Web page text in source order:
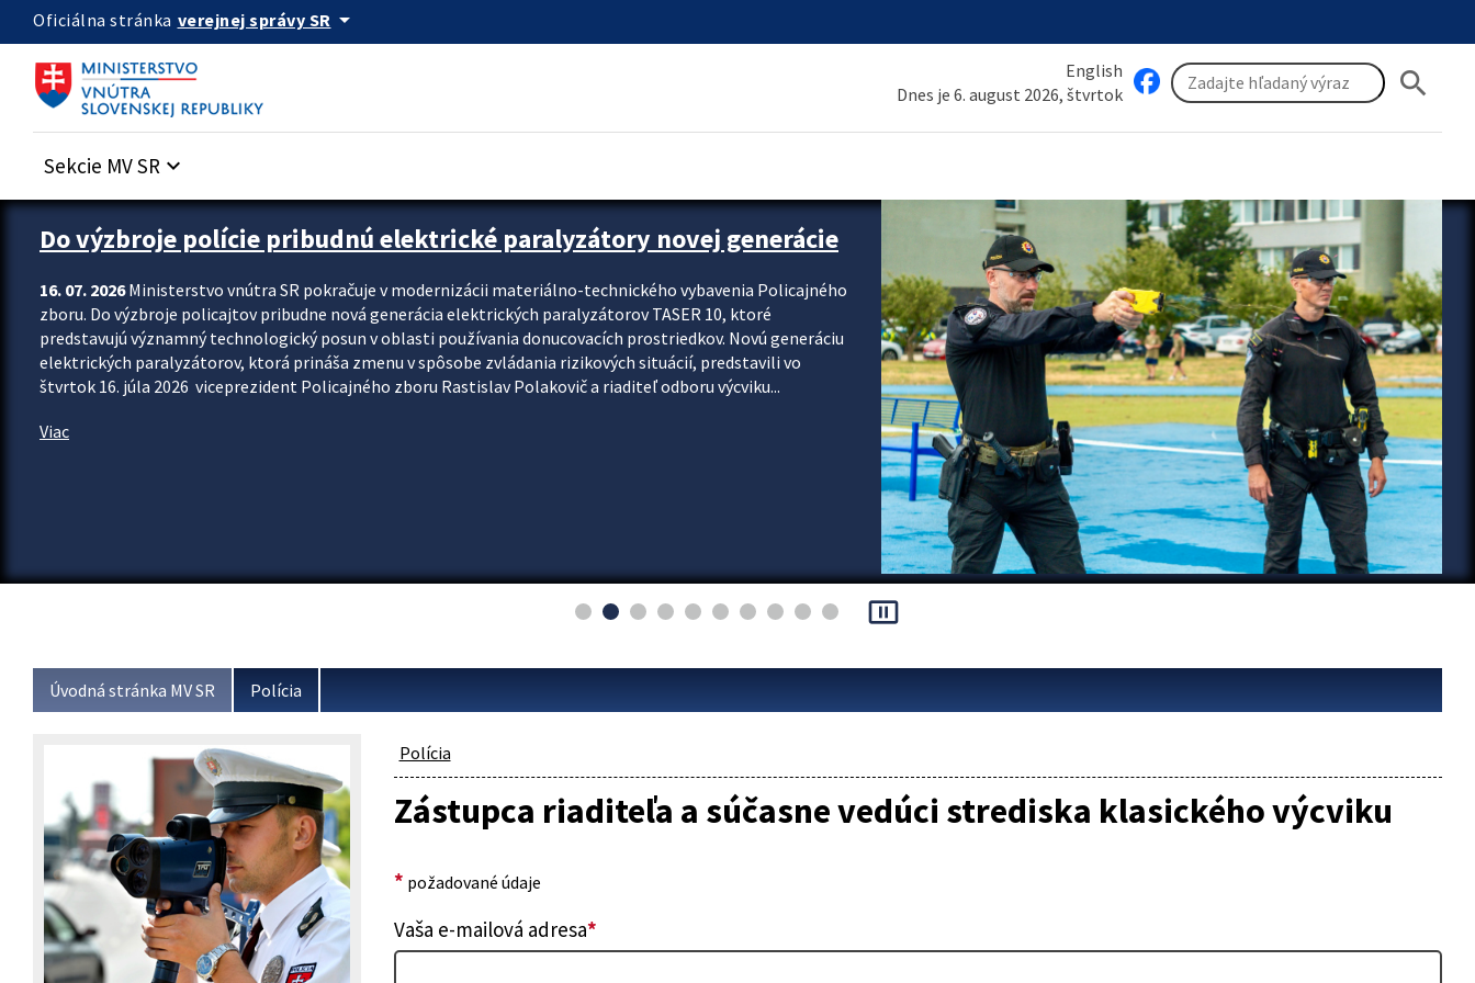
Preskocit na hlavný obsah
Oficiálna stránka verejnej správy SR arrow_drop_down
English
Dnes je 6. august 2026, štvrtok
search
Sekcie MV SR keyboard_arrow_down
Zastavit automatický posun upútavok
Do výzbroje polície pribudnú elektrické paralyzátory novej generácie
16. 07. 2026Ministerstvo vnútra SR pokračuje v modernizácii materiálno-technického vybavenia Policajného
zboru. Do výzbroje policajtov pribudne nová generácia elektrických paralyzátorov TASER 10, ktoré
predstavujú významný technologický posun v oblasti používania donucovacích prostriedkov. Novú generáciu
elektrických paralyzátorov, ktorá prináša zmenu v spôsobe zvládania rizikových situácií, predstavili vo
štvrtok 16. júla 2026 viceprezident Policajného zboru Rastislav Polakovič a riaditeľ odboru výcviku...
Viac
pause_presentation
Úvodná stránka MV SR Polícia
Polícia
Zástupca riaditeľa a súčasne vedúci strediska klasického výcviku
* požadované údaje
Vaša e-mailová adresa*